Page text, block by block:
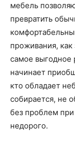
мебель
превратить
проживания,
самое выгодное
начинает
кто обладает
собирается, не
без проблем
недорого.